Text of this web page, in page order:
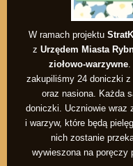
W ramach projektu
z Urzędem Miasta
ziołowo-warzywne.
zakupiliśmy 24 doniczki z
oraz nasiona. Każda
doniczki. Uczniowie wraz
i warzyw, które będą
nich zostanie
wywieszona na poręczy